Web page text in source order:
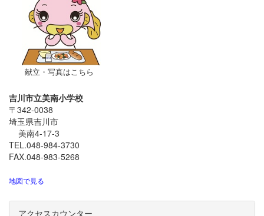
献立・写真はこちら
吉川市立美南小学校
〒342-0038
埼玉県吉川市
美南4-17-3
TEL.048-984-3730
FAX.048-983-5268
地図で見る
アクセスカウンター